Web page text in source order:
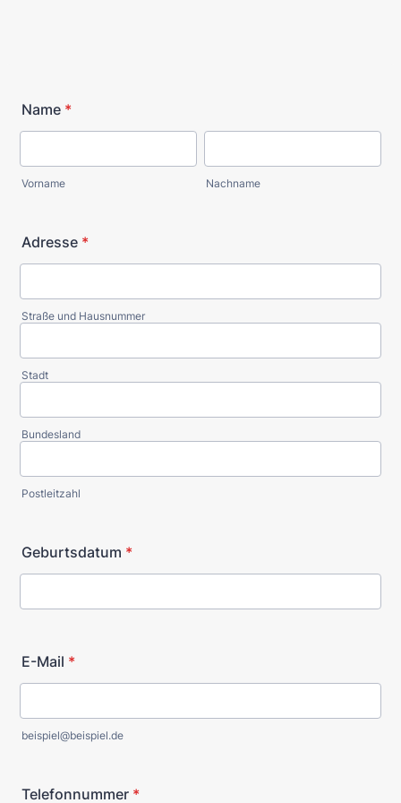
Name *
Vorname Nachname
Adresse *
Straße und Hausnummer
Stadt
Bundesland
Postleitzahl
Geburtsdatum *
E-Mail *
beispiel@beispiel.de
Telefonnummer *